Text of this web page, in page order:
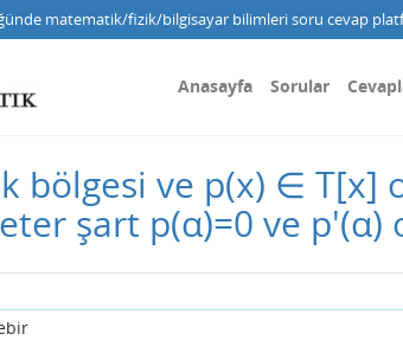
matematik/fizik/bilgisayar bilimleri soru cevap
Anasayfa Sorular
bölgesi ve p(x) ∈ T[x]
şart p(α)=0 ve p'(α)